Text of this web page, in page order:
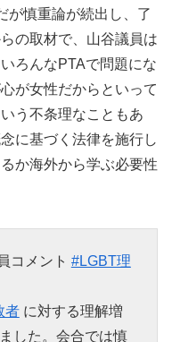
が慎重論が続出し、了
の取材で、山谷議員は
ろんなPTAで問題にな
が女性だからといって
う不条理なこともあ
に基づく法律を施行し
か海外から学ぶ必要性
コメント #LGBT理
者に対する理解増
した。会合では慎